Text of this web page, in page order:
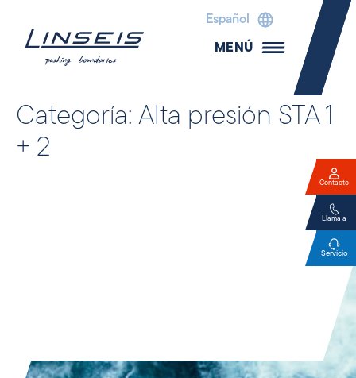
Español
MENÚ
Categoría: Alta presión STA 1
+ 2
Contacto
Llama a
Servicio